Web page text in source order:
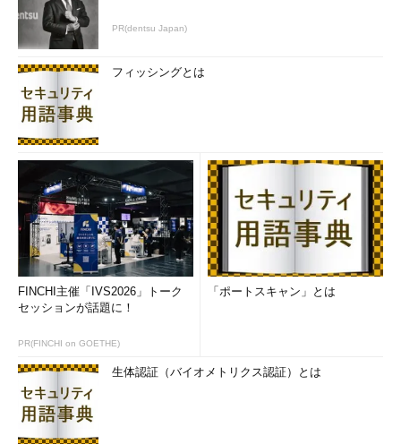
PR(dentsu Japan)
フィッシングとは
FINCHI主催「IVS2026」トーク
セッションが話題に！
PR(FINCHI on GOETHE)
「ポートスキャン」とは
生体認証（バイオメトリクス認証）とは